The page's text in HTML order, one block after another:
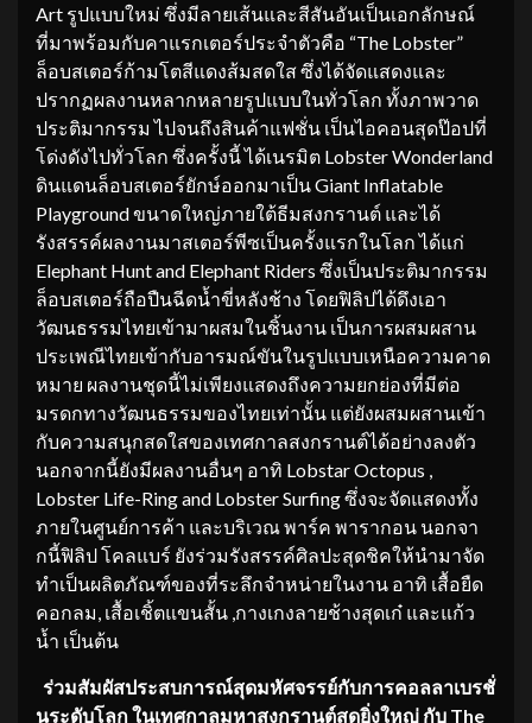
Art รูปแบบใหม่ ซึ่งมีลายเส้นและสีสันอันเป็นเอกลักษณ์
ที่มาพร้อมกับคาแรกเตอร์ประจำตัวคือ “The Lobster”
ล็อบสเตอร์ก้ามโตสีแดงส้มสดใส ซึ่งได้จัดแสดงและ
ปรากฏผลงานหลากหลายรูปแบบในทั่วโลก ทั้งภาพวาด
ประติมากรรม ไปจนถึงสินค้าแฟชั่น เป็นไอคอนสุดป๊อปที่
โด่งดังไปทั่วโลก ซึ่งครั้งนี้ ได้เนรมิต Lobster Wonderland
ดินแดนล็อบสเตอร์ยักษ์ออกมาเป็น Giant Inflatable
Playground ขนาดใหญ่ภายใต้ธีมสงกรานต์ และได้
รังสรรค์ผลงานมาสเตอร์พีซเป็นครั้งแรกในโลก ได้แก่
Elephant Hunt and Elephant Riders ซึ่งเป็นประติมากรรม
ล็อบสเตอร์ถือปืนฉีดน้ำขี่หลังช้าง โดยฟิลิปได้ดึงเอา
วัฒนธรรมไทยเข้ามาผสมในชิ้นงาน เป็นการผสมผสาน
ประเพณีไทยเข้ากับอารมณ์ขันในรูปแบบเหนือความคาด
หมาย ผลงานชุดนี้ไม่เพียงแสดงถึงความยกย่องที่มีต่อ
มรดกทางวัฒนธรรมของไทยเท่านั้น แต่ยังผสมผสานเข้า
กับความสนุกสดใสของเทศกาลสงกรานต์ได้อย่างลงตัว
นอกจากนี้ยังมีผลงานอื่นๆ อาทิ Lobstar Octopus ,
Lobster Life-Ring and Lobster Surfing ซึ่งจะจัดแสดงทั้ง
ภายในศูนย์การค้า และบริเวณ พาร์ค พารากอน นอกจา
กนี้ฟิลิป โคลแบร์ ยังร่วมรังสรรค์ศิลปะสุดชิคให้นำมาจัด
ทำเป็นผลิตภัณฑ์ของที่ระลึกจำหน่ายในงาน อาทิ เสื้อยืด
คอกลม, เสื้อเชิ้ตแขนสั้น ,กางเกงลายช้างสุดเก๋ และแก้ว
น้ำ เป็นต้น
ร่วมสัมผัสประสบการณ์สุดมหัศจรรย์กับการคอลลาเบรชั่
นระดับโลก ในเทศกาลมหาสงกรานต์สุดยิ่งใหญ่ กับ The